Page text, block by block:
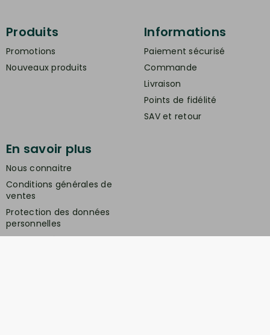
Produits
Promotions
Nouveaux produits
Informations
Paiement sécurisé
Commande
Livraison
Points de fidélité
SAV et retour
En savoir plus
Nous connaitre
Conditions générales de
ventes
Protection des données
personnelles
Mentions légales